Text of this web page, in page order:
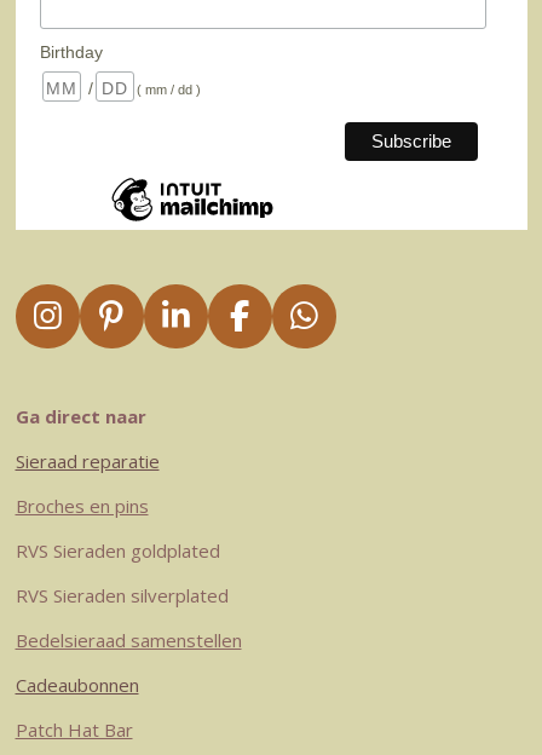
Birthday
/
( mm / dd )
I
n
t
a
g
r
a
P
i
t
e
r
e
s
L
i
n
F
a
W
h
Ga direct naar
Sieraad reparatie
Broches en pins
RVS Sieraden goldplated
RVS Sieraden silverplated
Bedelsieraad samenstellen
Cadeaubonnen
Patch Hat Bar